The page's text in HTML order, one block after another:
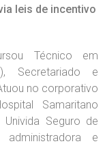
leis de incentivo
Técnico em
Secretariado e
no corporativo
Samaritano
Univida Seguro de
e